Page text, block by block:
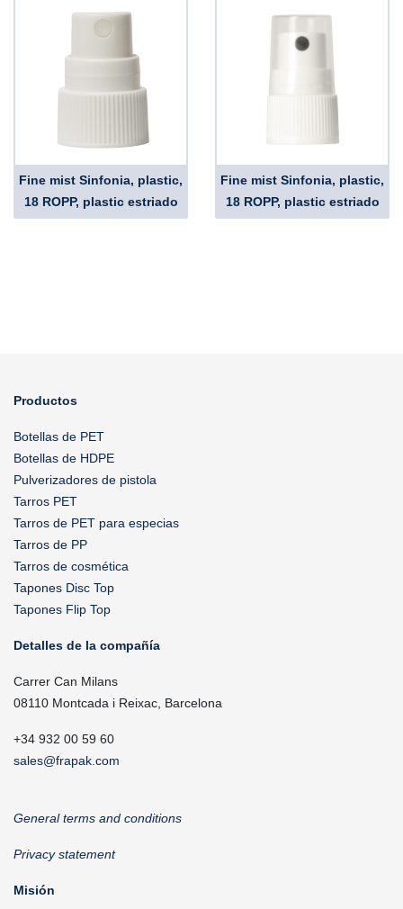
Fine mist Sinfonia, plastic,
18 ROPP, plastic estriado
Fine mist Sinfonia, plastic,
18 ROPP, plastic estriado
Productos
Botellas de PET
Botellas de HDPE
Pulverizadores de pistola
Tarros PET
Tarros de PET para especias
Tarros de PP
Tarros de cosmética
Tapones Disc Top
Tapones Flip Top
Detalles de la compañía
Carrer Can Milans
08110 Montcada i Reixac, Barcelona
+34 932 00 59 60
sales@frapak.com
General terms and conditions
Privacy statement
Misión